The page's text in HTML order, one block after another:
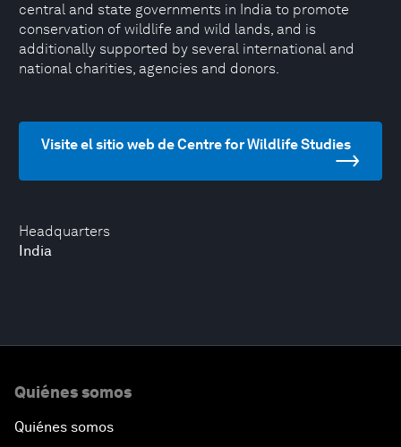
Headquarters
India
central and state governments in India to promote
conservation of wildlife and wild lands, and is
additionally supported by several international and
national charities, agencies and donors.
Visite el sitio web de Centre for Wildlife Studies
Quiénes somos
Quiénes somos